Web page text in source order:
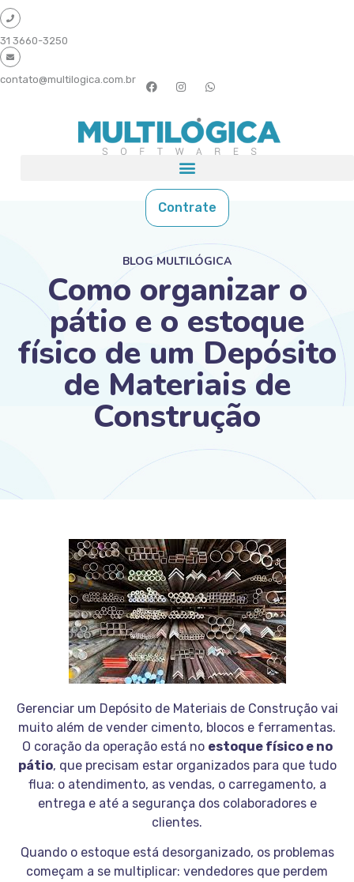
31 3660-3250
contato@multilogica.com.br
Contrate
BLOG MULTILÓGICA
Como organizar o
pátio e o estoque
físico de um Depósito
de Materiais de
Construção
Gerenciar um Depósito de Materiais de Construção vai
muito além de vender cimento, blocos e ferramentas.
O coração da operação está no estoque físico e no
pátio, que precisam estar organizados para que tudo
flua: o atendimento, as vendas, o carregamento, a
entrega e até a segurança dos colaboradores e
clientes.
Quando o estoque está desorganizado, os problemas
começam a se multiplicar: vendedores que perdem